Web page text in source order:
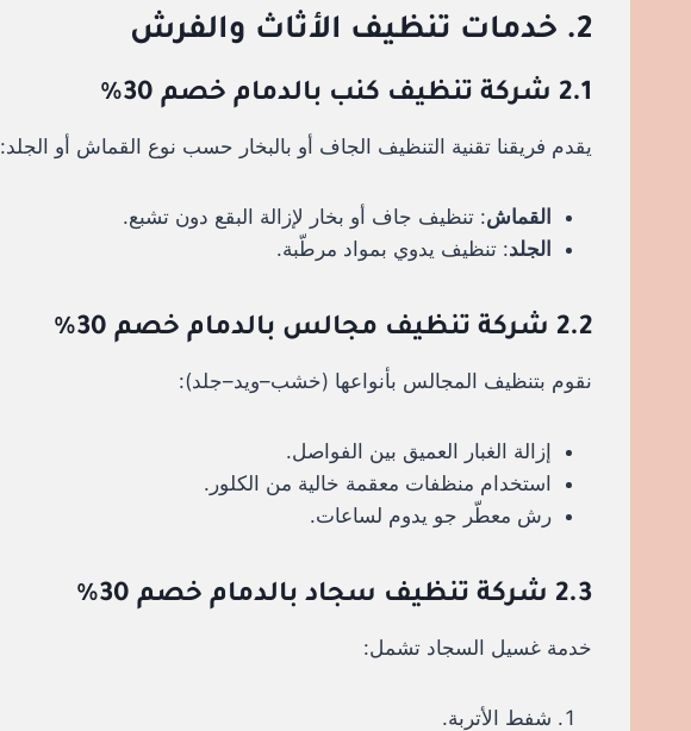
2. خدمات تنظيف الأثاث والفرش
2.1 شركة تنظيف كنب بالدمام خصم 30%
يقدم فريقنا تقنية التنظيف الجاف أو بالبخار حسب نوع القماش أو الجلد:
القماش: تنظيف جاف أو بخار لإزالة البقع دون تشبع.
الجلد: تنظيف يدوي بمواد مرطّبة.
2.2 شركة تنظيف مجالس بالدمام خصم 30%
نقوم بتنظيف المجالس بأنواعها (خشب–ويد–جلد):
إزالة الغبار العميق بين الفواصل.
استخدام منظفات معقمة خالية من الكلور.
رش معطّر جو يدوم لساعات.
2.3 شركة تنظيف سجاد بالدمام خصم 30%
خدمة غسيل السجاد تشمل:
شفط الأتربة.